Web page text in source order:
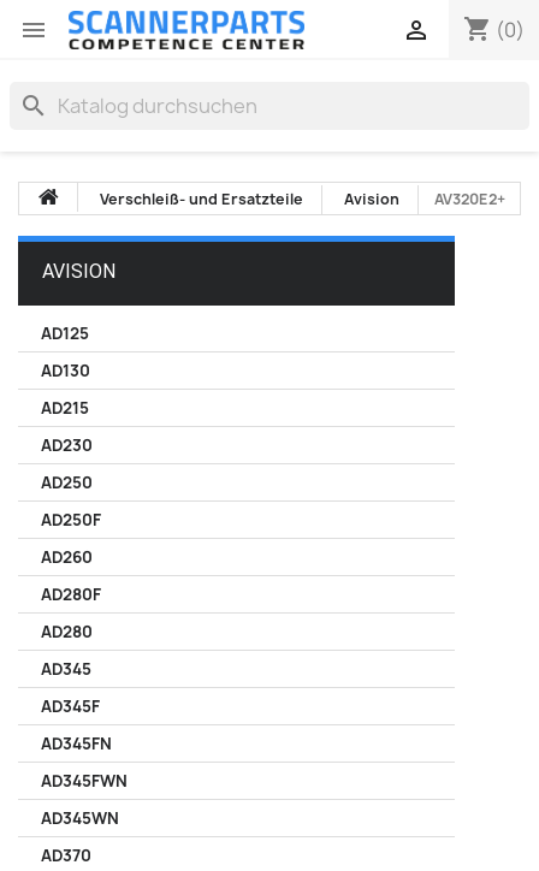
 shopping_cart (0)

search
Verschleiß- und Ersatzteile Avision AV320E2+
AVISION
AD125
AD130
AD215
AD230
AD250
AD250F
AD260
AD280F
AD280
AD345
AD345F
AD345FN
AD345FWN
AD345WN
AD370